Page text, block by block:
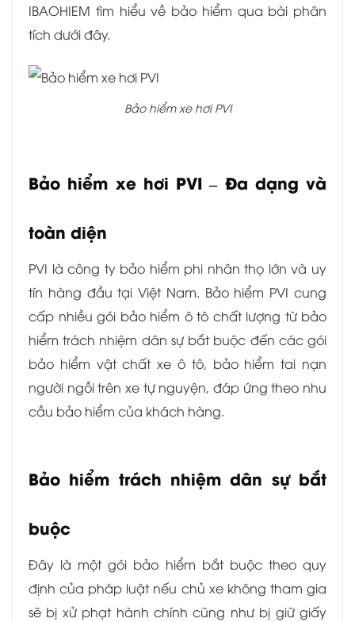
IBAOHIEM tìm hiểu về bảo hiểm qua bài phân
tích dưới đây.
Bảo hiểm xe hơi PVI
Bảo hiểm xe hơi PVI – Đa dạng và
toàn diện
PVI là công ty bảo hiểm phi nhân thọ lớn và uy
tín hàng đầu tại Việt Nam. Bảo hiểm PVI cung
cấp nhiều gói bảo hiểm ô tô chất lượng từ bảo
hiểm trách nhiệm dân sự bắt buộc đến các gói
bảo hiểm vật chất xe ô tô, bảo hiểm tai nạn
người ngồi trên xe tự nguyện, đáp ứng theo nhu
cầu bảo hiểm của khách hàng.
Bảo hiểm trách nhiệm dân sự bắt
buộc
Đây là một gói bảo hiểm bắt buộc theo quy
định của pháp luật nếu chủ xe không tham gia
sẽ bị xử phạt hành chính cũng như bị giữ giấy